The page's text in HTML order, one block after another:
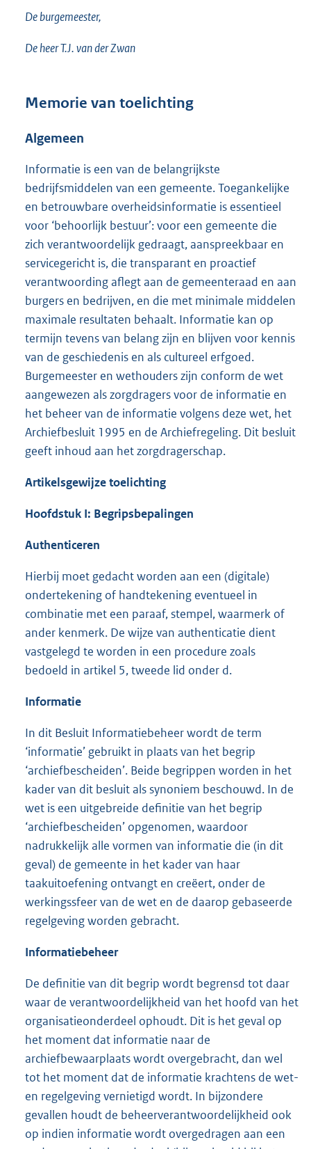
De burgemeester,
De heer T.J. van der Zwan
Memorie van toelichting
Algemeen
Informatie is een van de belangrijkste
bedrijfsmiddelen van een gemeente. Toegankelijke
en betrouwbare overheidsinformatie is essentieel
voor ‘behoorlijk bestuur’: voor een gemeente die
zich verantwoordelijk gedraagt, aanspreekbaar en
servicegericht is, die transparant en proactief
verantwoording aflegt aan de gemeenteraad en aan
burgers en bedrijven, en die met minimale middelen
maximale resultaten behaalt. Informatie kan op
termijn tevens van belang zijn en blijven voor kennis
van de geschiedenis en als cultureel erfgoed.
Burgemeester en wethouders zijn conform de wet
aangewezen als zorgdragers voor de informatie en
het beheer van de informatie volgens deze wet, het
Archiefbesluit 1995 en de Archiefregeling. Dit besluit
geeft inhoud aan het zorgdragerschap.
Artikelsgewijze toelichting
Hoofdstuk I: Begripsbepalingen
Authenticeren
Hierbij moet gedacht worden aan een (digitale)
ondertekening of handtekening eventueel in
combinatie met een paraaf, stempel, waarmerk of
ander kenmerk. De wijze van authenticatie dient
vastgelegd te worden in een procedure zoals
bedoeld in artikel 5, tweede lid onder d.
Informatie
In dit Besluit Informatiebeheer wordt de term
‘informatie’ gebruikt in plaats van het begrip
‘archiefbescheiden’. Beide begrippen worden in het
kader van dit besluit als synoniem beschouwd. In de
wet is een uitgebreide definitie van het begrip
‘archiefbescheiden’ opgenomen, waardoor
nadrukkelijk alle vormen van informatie die (in dit
geval) de gemeente in het kader van haar
taakuitoefening ontvangt en creëert, onder de
werkingssfeer van de wet en de daarop gebaseerde
regelgeving worden gebracht.
Informatiebeheer
De definitie van dit begrip wordt begrensd tot daar
waar de verantwoordelijkheid van het hoofd van het
organisatieonderdeel ophoudt. Dit is het geval op
het moment dat informatie naar de
archiefbewaarplaats wordt overgebracht, dan wel
tot het moment dat de informatie krachtens de wet-
en regelgeving vernietigd wordt. In bijzondere
gevallen houdt de beheerverantwoordelijkheid ook
op indien informatie wordt overgedragen aan een